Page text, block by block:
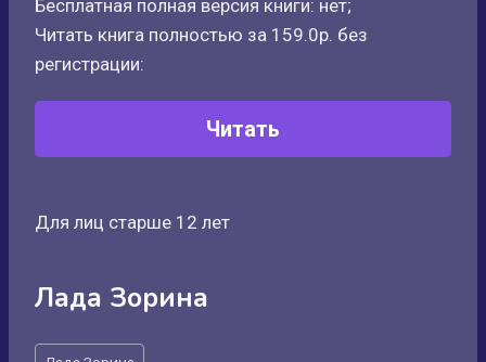
Бесплатная полная версия книги: нет;
Читать книга полностью за 159.0р. без
регистрации:
Читать
Для лиц старше 12 лет
Лада Зорина
Метки